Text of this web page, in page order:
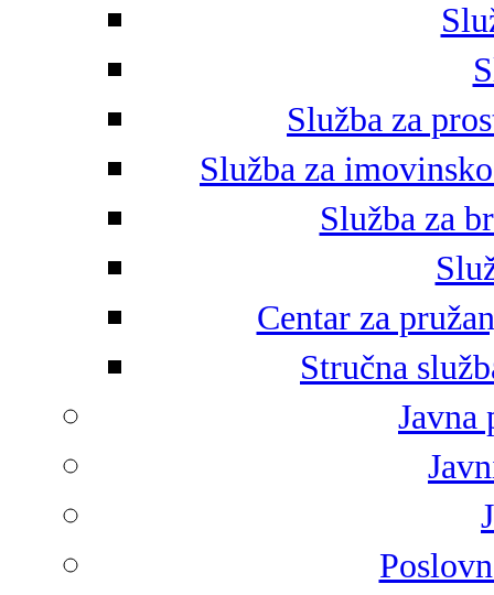
Služba za
Služba za
Služba za
Centar za
Stručna
Javna